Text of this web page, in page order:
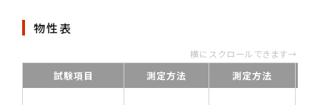
物性表
横にスクロールできます→
試験項目 測定方法 測定方法